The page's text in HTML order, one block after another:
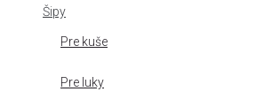
Šipy
Pre kuše
Pre luky